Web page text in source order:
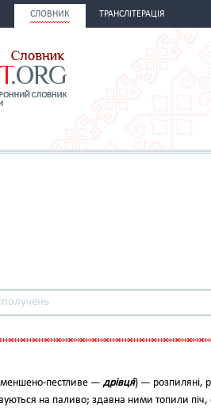
СЛОВНИК ТРАНСЛІТЕРАЦІЯ
пестливе — дрівця́) — розпиляні,
на паливо; здавна ними топили